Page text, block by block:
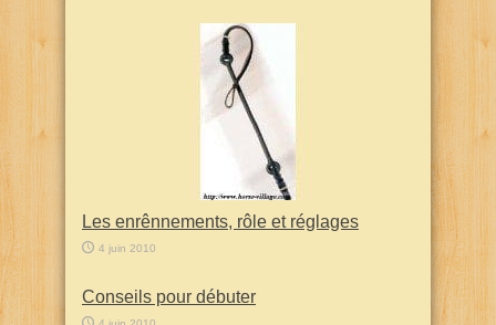
Les enrênnements, rôle et réglages
4 juin 2010
Conseils pour débuter